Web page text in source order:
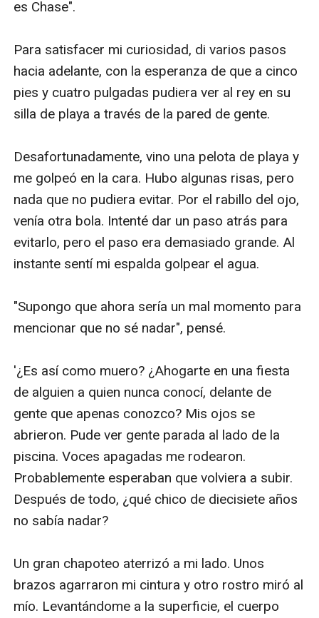
es Chase".
Para satisfacer mi curiosidad, di varios pasos
hacia adelante, con la esperanza de que a cinco
pies y cuatro pulgadas pudiera ver al rey en su
silla de playa a través de la pared de gente.
Desafortunadamente, vino una pelota de playa y
me golpeó en la cara. Hubo algunas risas, pero
nada que no pudiera evitar. Por el rabillo del ojo,
venía otra bola. Intenté dar un paso atrás para
evitarlo, pero el paso era demasiado grande. Al
instante sentí mi espalda golpear el agua.
"Supongo que ahora sería un mal momento para
mencionar que no sé nadar", pensé.
'¿Es así como muero? ¿Ahogarte en una fiesta
de alguien a quien nunca conocí, delante de
gente que apenas conozco? Mis ojos se
abrieron. Pude ver gente parada al lado de la
piscina. Voces apagadas me rodearon.
Probablemente esperaban que volviera a subir.
Después de todo, ¿qué chico de diecisiete años
no sabía nadar?
Un gran chapoteo aterrizó a mi lado. Unos
brazos agarraron mi cintura y otro rostro miró al
mío. Levantándome a la superficie, el cuerpo